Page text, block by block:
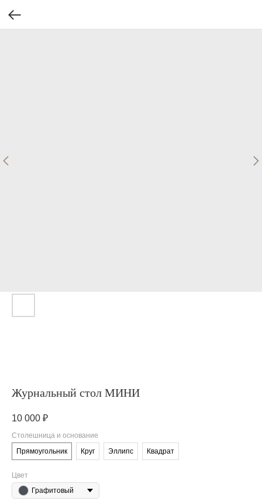
Журнальный стол МИНИ
10 000 ₽
Столешница и основание
Прямоугольник
Круг Эллипс Квадрат
Цвет
Графитовый